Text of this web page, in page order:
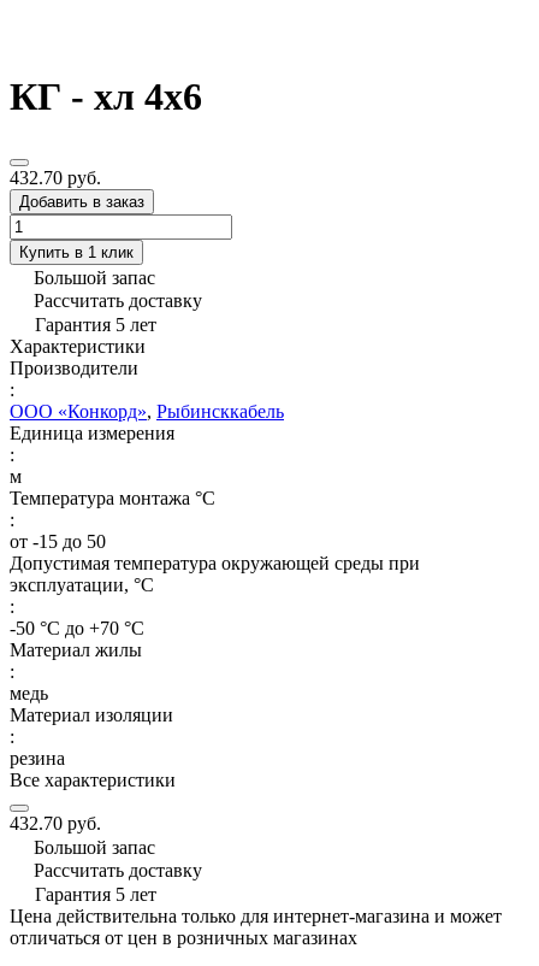
КГ - хл 4х6
432.70 руб.
Добавить в заказ
Купить в 1 клик
Большой запас
Рассчитать доставку
Гарантия 5 лет
Характеристики
Производители
:
ООО «Конкорд», Рыбинсккабель
Единица измерения
:
м
Температура монтажа °C
:
от -15 до 50
Допустимая температура окружающей среды при
эксплуатации, °C
:
-50 °С до +70 °С
Материал жилы
:
медь
Материал изоляции
:
резина
Все характеристики
432.70 руб.
Большой запас
Рассчитать доставку
Гарантия 5 лет
Цена действительна только для интернет-магазина и может
отличаться от цен в розничных магазинах